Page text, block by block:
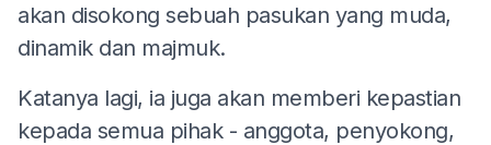
akan disokong sebuah pasukan yang muda,
dinamik dan majmuk.
Katanya lagi, ia juga akan memberi kepastian
kepada semua pihak - anggota, penyokong,